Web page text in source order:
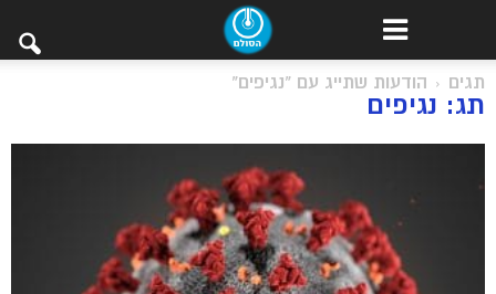
תגים הודעות שתייג עם "נגיפים"
תג: נגיפים